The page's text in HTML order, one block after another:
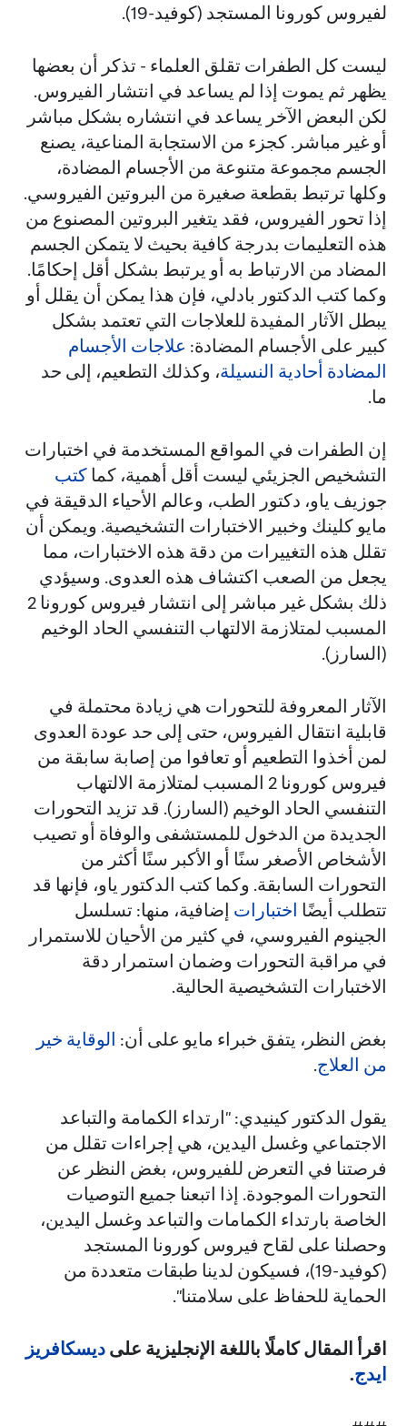
لفيروس كورونا المستجد (كوفيد-19).
ليست كل الطفرات تقلق العلماء - تذكر أن بعضها
يظهر ثم يموت إذا لم يساعد في انتشار الفيروس.
لكن البعض الآخر يساعد في انتشاره بشكل مباشر
أو غير مباشر. كجزء من الاستجابة المناعية، يصنع
الجسم مجموعة متنوعة من الأجسام المضادة،
وكلها ترتبط بقطعة صغيرة من البروتين الفيروسي.
إذا تحور الفيروس، فقد يتغير البروتين المصنوع من
هذه التعليمات بدرجة كافية بحيث لا يتمكن الجسم
المضاد من الارتباط به أو يرتبط بشكل أقل إحكامًا.
وكما كتب الدكتور بادلي، فإن هذا يمكن أن يقلل أو
يبطل الآثار المفيدة للعلاجات التي تعتمد بشكل
كبير على الأجسام المضادة: علاجات الأجسام
المضادة أحادية النسيلة، وكذلك التطعيم، إلى حد
ما.
إن الطفرات في المواقع المستخدمة في اختبارات
التشخيص الجزيئي ليست أقل أهمية، كما كتب
جوزيف ياو، دكتور الطب، وعالم الأحياء الدقيقة في
مايو كلينك وخبير الاختبارات التشخيصية. ويمكن أن
تقلل هذه التغييرات من دقة هذه الاختبارات، مما
يجعل من الصعب اكتشاف هذه العدوى. وسيؤدي
ذلك بشكل غير مباشر إلى انتشار فيروس كورونا 2
المسبب لمتلازمة الالتهاب التنفسي الحاد الوخيم
(السارز).
الآثار المعروفة للتحورات هي زيادة محتملة في
قابلية انتقال الفيروس، حتى إلى حد عودة العدوى
لمن أخذوا التطعيم أو تعافوا من إصابة سابقة من
فيروس كورونا 2 المسبب لمتلازمة الالتهاب
التنفسي الحاد الوخيم (السارز). قد تزيد التحورات
الجديدة من الدخول للمستشفى والوفاة أو تصيب
الأشخاص الأصغر سنًا أو الأكبر سنًا أكثر من
التحورات السابقة. وكما كتب الدكتور ياو، فإنها قد
تتطلب أيضًا اختبارات إضافية، منها: تسلسل
الجينوم الفيروسي، في كثير من الأحيان للاستمرار
في مراقبة التحورات وضمان استمرار دقة
الاختبارات التشخيصية الحالية.
بغض النظر، يتفق خبراء مايو على أن: الوقاية خير
من العلاج.
يقول الدكتور كينيدي: "ارتداء الكمامة والتباعد
الاجتماعي وغسل اليدين، هي إجراءات تقلل من
فرصتنا في التعرض للفيروس، بغض النظر عن
التحورات الموجودة. إذا اتبعنا جميع التوصيات
الخاصة بارتداء الكمامات والتباعد وغسل اليدين،
وحصلنا على لقاح فيروس كورونا المستجد
(كوفيد-19)، فسيكون لدينا طبقات متعددة من
الحماية للحفاظ على سلامتنا".
اقرأ المقال كاملًا باللغة الإنجليزية على ديسكافريز
ايدج.